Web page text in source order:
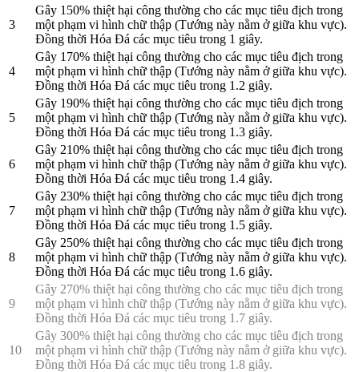
3
Gây 150% thiệt hại công thường cho các mục tiêu địch trong
một phạm vi hình chữ thập (Tướng này nằm ở giữa khu vực).
Đồng thời Hóa Đá các mục tiêu trong 1 giây.
4
Gây 170% thiệt hại công thường cho các mục tiêu địch trong
một phạm vi hình chữ thập (Tướng này nằm ở giữa khu vực).
Đồng thời Hóa Đá các mục tiêu trong 1.2 giây.
5
Gây 190% thiệt hại công thường cho các mục tiêu địch trong
một phạm vi hình chữ thập (Tướng này nằm ở giữa khu vực).
Đồng thời Hóa Đá các mục tiêu trong 1.3 giây.
6
Gây 210% thiệt hại công thường cho các mục tiêu địch trong
một phạm vi hình chữ thập (Tướng này nằm ở giữa khu vực).
Đồng thời Hóa Đá các mục tiêu trong 1.4 giây.
7
Gây 230% thiệt hại công thường cho các mục tiêu địch trong
một phạm vi hình chữ thập (Tướng này nằm ở giữa khu vực).
Đồng thời Hóa Đá các mục tiêu trong 1.5 giây.
8
Gây 250% thiệt hại công thường cho các mục tiêu địch trong
một phạm vi hình chữ thập (Tướng này nằm ở giữa khu vực).
Đồng thời Hóa Đá các mục tiêu trong 1.6 giây.
9
Gây 270% thiệt hại công thường cho các mục tiêu địch trong
một phạm vi hình chữ thập (Tướng này nằm ở giữa khu vực).
Đồng thời Hóa Đá các mục tiêu trong 1.7 giây.
10
Gây 300% thiệt hại công thường cho các mục tiêu địch trong
một phạm vi hình chữ thập (Tướng này nằm ở giữa khu vực).
Đồng thời Hóa Đá các mục tiêu trong 1.8 giây.